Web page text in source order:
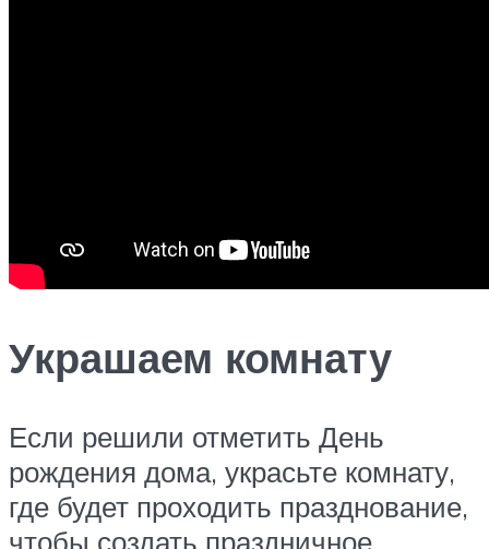
Украшаем комнату
Если решили отметить День
рождения дома, украсьте комнату,
где будет проходить празднование,
чтобы создать праздничное